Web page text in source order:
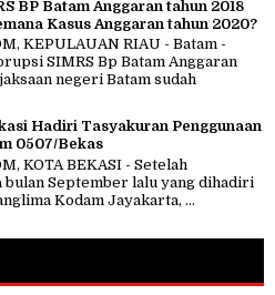
BP Batam Anggaran tahun 2018
Kasus Anggaran tahun 2020?
KEPULAUAN RIAU - Batam -
SIMRS Bp Batam Anggaran
negeri Batam sudah
Hadiri Tasyakuran Penggunaan
0507/Bekas
KOTA BEKASI - Setelah
bulan September lalu yang dihadiri
Kodam Jayakarta, ...